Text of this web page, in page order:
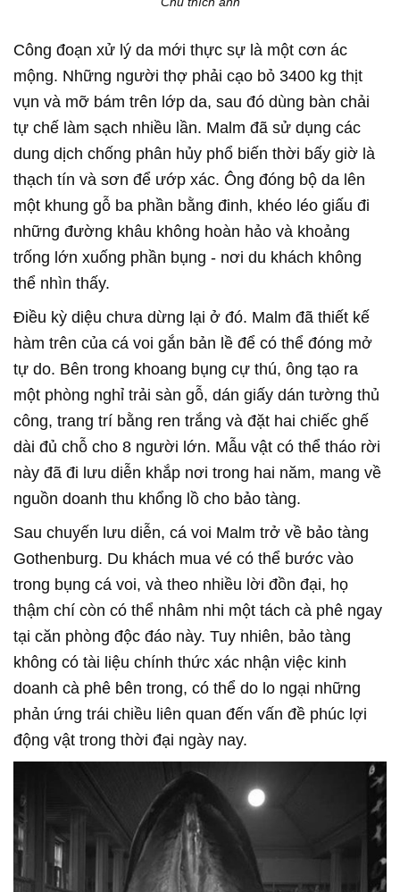
Công đoạn xử lý da mới thực sự là một cơn ác
mộng. Những người thợ phải cạo bỏ 3400 kg thịt
vụn và mỡ bám trên lớp da, sau đó dùng bàn chải
tự chế làm sạch nhiều lần. Malm đã sử dụng các
dung dịch chống phân hủy phổ biến thời bấy giờ là
thạch tín và sơn để ướp xác. Ông đóng bộ da lên
một khung gỗ ba phần bằng đinh, khéo léo giấu đi
những đường khâu không hoàn hảo và khoảng
trống lớn xuống phần bụng - nơi du khách không
thể nhìn thấy.
Điều kỳ diệu chưa dừng lại ở đó. Malm đã thiết kế
hàm trên của cá voi gắn bản lề để có thể đóng mở
tự do. Bên trong khoang bụng cự thú, ông tạo ra
một phòng nghỉ trải sàn gỗ, dán giấy dán tường thủ
công, trang trí bằng ren trắng và đặt hai chiếc ghế
dài đủ chỗ cho 8 người lớn. Mẫu vật có thể tháo rời
này đã đi lưu diễn khắp nơi trong hai năm, mang về
nguồn doanh thu khổng lồ cho bảo tàng.
Sau chuyến lưu diễn, cá voi Malm trở về bảo tàng
Gothenburg. Du khách mua vé có thể bước vào
trong bụng cá voi, và theo nhiều lời đồn đại, họ
thậm chí còn có thể nhâm nhi một tách cà phê ngay
tại căn phòng độc đáo này. Tuy nhiên, bảo tàng
không có tài liệu chính thức xác nhận việc kinh
doanh cà phê bên trong, có thể do lo ngại những
phản ứng trái chiều liên quan đến vấn đề phúc lợi
động vật trong thời đại ngày nay.